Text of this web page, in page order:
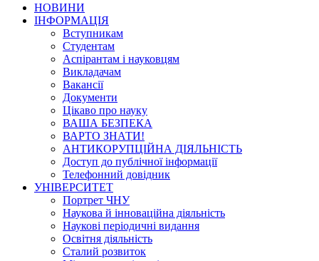
НОВИНИ
ІНФОРМАЦІЯ
Вступникам
Студентам
Аспірантам і науковцям
Викладачам
Вакансії
Документи
Цікаво про науку
ВАША БЕЗПЕКА
ВАРТО ЗНАТИ!
АНТИКОРУПЦІЙНА ДІЯЛЬНІСТЬ
Доступ до публічної інформації
Телефонний довідник
УНІВЕРСИТЕТ
Портрет ЧНУ
Наукова й інноваційна діяльність
Наукові періодичні видання
Освітня діяльність
Сталий розвиток